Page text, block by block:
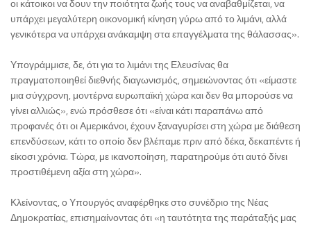
οι κάτοικοι να δουν την ποιότητα ζωής τους να αναβαθμίζεται, να
υπάρχει μεγαλύτερη οικονομική κίνηση γύρω από το λιμάνι, αλλά
γενικότερα να υπάρχει ανάκαμψη στα επαγγέλματα της θάλασσας».
Υπογράμμισε, δε, ότι για το λιμάνι της Ελευσίνας θα
πραγματοποιηθεί διεθνής διαγωνισμός, σημειώνοντας ότι «είμαστε
μια σύγχρονη, μοντέρνα ευρωπαϊκή χώρα και δεν θα μπορούσε να
γίνει αλλιώς», ενώ πρόσθεσε ότι «είναι κάτι παραπάνω από
προφανές ότι οι Αμερικάνοι, έχουν ξαναγυρίσει στη χώρα με διάθεση
επενδύσεων, κάτι το οποίο δεν βλέπαμε πριν από δέκα, δεκαπέντε ή
είκοσι χρόνια. Τώρα, με ικανοποίηση, παρατηρούμε ότι αυτό δίνει
προστιθέμενη αξία στη χώρα».
Κλείνοντας, ο Υπουργός αναφέρθηκε στο συνέδριο της Νέας
Δημοκρατίας, επισημαίνοντας ότι «η ταυτότητα της παράταξής μας